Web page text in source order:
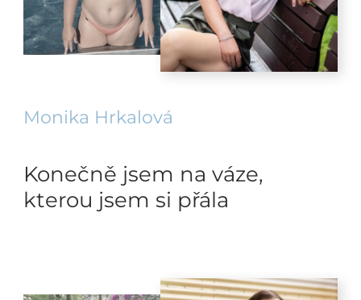
Monika Hrkalová
Konečně jsem na váze,
kterou jsem si přála